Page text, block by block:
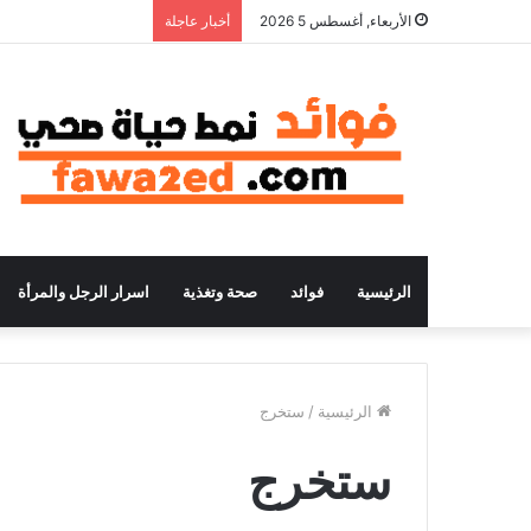
الأربعاء, أغسطس 5 2026 أخبار عاجلة
الرئيسية فوائد صحة وتغذية اسرار الرجل والمرأة
الرئيسية / ستخرج
ستخرج